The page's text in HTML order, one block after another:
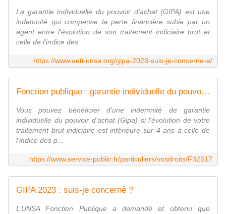
La garantie individuelle du pouvoir d'achat (GIPA) est une
indemnité qui compense la perte financière subie par un
agent entre l'évolution de son traitement indiciaire brut et
celle de l'indice des
https://www.aeti-unsa.org/gipa-2023-suis-je-concerne-e/
Fonction publique : garantie individuelle du pouvoir d'achat (Gipa)
Vous pouvez bénéficier d'une indemnité de garantie
individuelle du pouvoir d'achat (Gipa) si l'évolution de votre
traitement brut indiciaire est inférieure sur 4 ans à celle de
l'indice des p...
https://www.service-public.fr/particuliers/vosdroits/F32517
GIPA 2023 : suis-je concerné ?
L’UNSA Fonction Publique a demandé et obtenu que